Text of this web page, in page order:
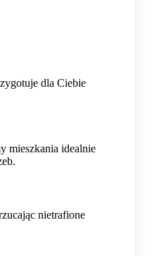
dla Ciebie
mieszkania idealnie
nietrafione